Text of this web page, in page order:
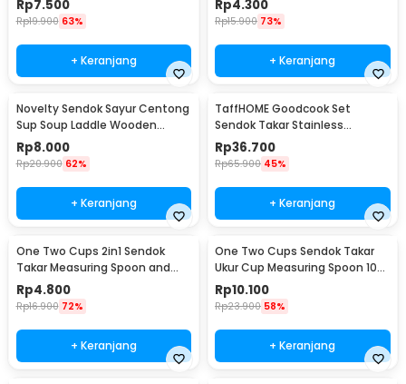
Rp7.500
Rp19.900 63%
+ Keranjang
Rp4.300
Rp15.900 73%
+ Keranjang
Novelty Sendok Sayur Centong
Sup Soup Laddle Wooden
Spoon - RR-20
Rp8.000
Rp20.900 62%
+ Keranjang
TaffHOME Goodcook Set
Sendok Takar Stainless
Measuring Spoon 8 PCS - 167
Rp36.700
Rp65.900 45%
+ Keranjang
One Two Cups 2in1 Sendok
Takar Measuring Spoon and
Coffee Tamper - G1120
Rp4.800
Rp16.900 72%
+ Keranjang
One Two Cups Sendok Takar
Ukur Cup Measuring Spoon 10
PCS - 16799
Rp10.100
Rp23.900 58%
+ Keranjang